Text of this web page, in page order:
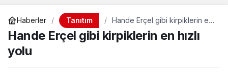
Haberler Tanıtım
Hande Erçel gibi kirpiklerin en
hızlı yolu
Hande Erçel gibi kirpiklerin en hızlı
yolu